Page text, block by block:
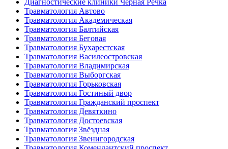
Травматология Автово
Травматология Академическая
Травматология Балтийская
Травматология Беговая
Травматология Бухарестская
Травматология Василеостровская
Травматология Владимирская
Травматология Выборгская
Травматология Горьковская
Травматология Гостиный двор
Травматология Гражданский проспект
Травматология Девяткино
Травматология Достоевская
Травматология Звёздная
Травматология Звенигородская